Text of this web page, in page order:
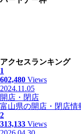
アクセスランキング
1
602,480 Views
2024.11.05
開店・閉店
富山県の開店・閉店情
2
313,133 Views